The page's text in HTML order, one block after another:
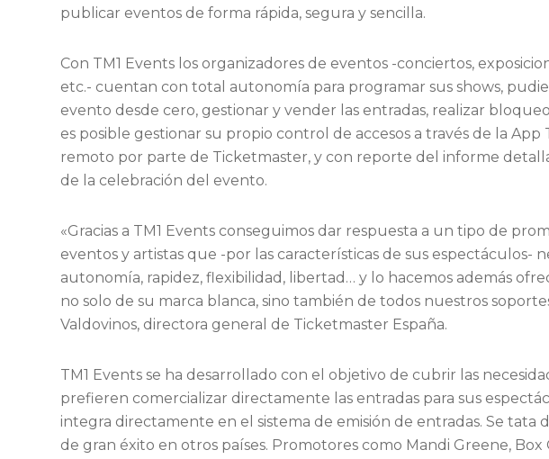
publicar eventos de forma rápida, segura y sencilla.
Con TM1 Events los organizadores de eventos -conciertos,
etc.- cuentan con total autonomía para programar sus shows,
evento desde cero, gestionar y vender las entradas, realizar
es posible gestionar su propio control de accesos a través de la App
remoto por parte de Ticketmaster, y con reporte del informe
de la celebración del evento.
«Gracias a TM1 Events conseguimos dar respuesta a un tipo de
eventos y artistas que -por las características de sus espectáculos-
autonomía, rapidez, flexibilidad, libertad… y lo hacemos además
no solo de su marca blanca, sino también de todos nuestros
Valdovinos, directora general de Ticketmaster España.
TM1 Events se ha desarrollado con el objetivo de cubrir las
prefieren comercializar directamente las entradas para sus
integra directamente en el sistema de emisión de entradas. Se tata
de gran éxito en otros países. Promotores como Mandi Greene,